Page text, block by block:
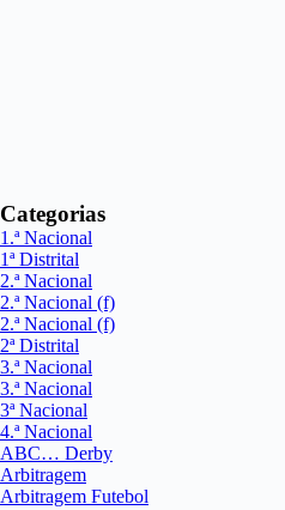
Categorias
1.ª Nacional
1ª Distrital
2.ª Nacional
2.ª Nacional (f)
2.ª Nacional (f)
2ª Distrital
3.ª Nacional
3.ª Nacional
3ª Nacional
4.ª Nacional
ABC… Derby
Arbitragem
Arbitragem Futebol